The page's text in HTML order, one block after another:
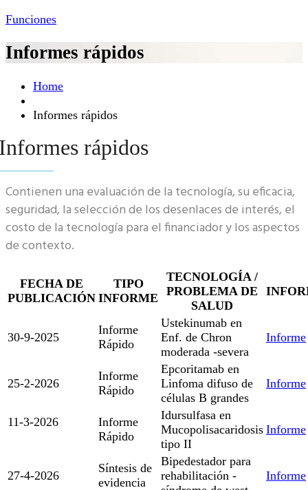
Funciones
Informes rápidos
Home
Informes rápidos
rápidos
Contienen una evaluación de la tecnología, su eficacia,
seguridad, la selección de los desenlaces de interés, el
costo de la tecnología para el financiador y los aspectos
de contexto.
FECHA DE
PUBLICACIÓN
TIPO
INFORME
TECNOLOGÍA /
PROBLEMA DE
SALUD
30-9-2025
Informe
Rápido
Ustekinumab en
Enf. de Chron
moderada -severa
Informe
25-2-2026
Informe
Rápido
Epcoritamab en
Linfoma difuso de
células B grandes
Informe
11-3-2026
Informe
Rápido
Idursulfasa en
Mucopolisacaridosis
tipo II
Informe
27-4-2026
Síntesis de
evidencia
Bipedestador para
rehabilitación -
Informe